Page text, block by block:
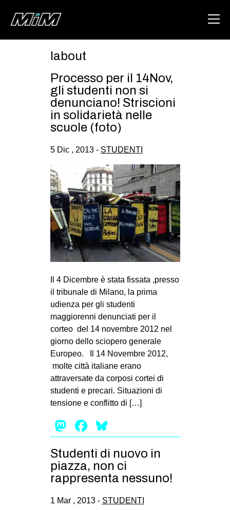
ABOUT
AREA
DEGENERAZIONE
GAZA FREESTYLE
CSOA LAMBRETTA
MSM
STUDENTI TSUNAMI
ZAM
MILANO
MOBILITAZIONI
SPORT POPOLARE
MOVIMENTI
AMBIENTE
ANTIFASCISMO
DIRITTO ALL’ABITARE
GENERI
REPRESSIONE
STUDENTI
CULTURE
CINEMA
labout
Processo per il 14Nov,
gli studenti non si
denunciano! Striscioni
in solidarietà nelle
scuole (foto)
5 Dic , 2013 - STUDENTI
Il 4 Dicembre è stata fissata ,presso
il tribunale di Milano, la prima
udienza per gli studenti
maggiorenni denunciati per il
corteo del 14 novembre 2012 nel
giorno dello sciopero generale
Europeo. Il 14 Novembre 2012,
molte città italiane erano
attraversate da corposi cortei di
studenti e precari. Situazioni di
tensione e conflitto di […]
Mastodon
Facebook
Studenti di nuovo in
piazza, non ci
rappresenta nessuno!
1 Mar , 2013 - STUDENTI